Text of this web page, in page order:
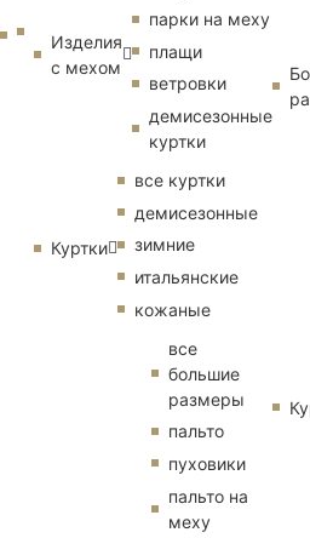
Изделия
с мехом
парки на меху
плащи
ветровки
демисезонные
куртки
Куртки
все куртки
демисезонные
зимние
итальянские
кожаные
все
большие
размеры
пальто
пуховики
пальто на
меху